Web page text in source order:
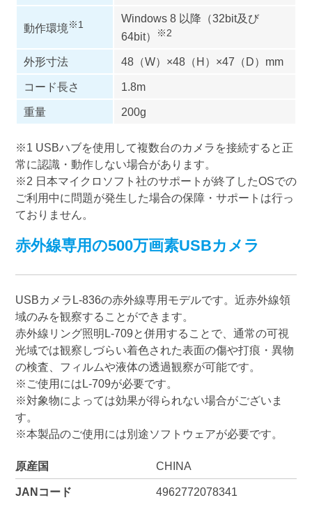
動作環境 ※1
Windows 8 以降（32bit及び
64bit）
※2
外形寸法
48（W）×48（H）×47（D）mm
コード長さ
1.8m
重量
200g
※1 USBハブを使用して複数台のカメラを接続すると正
常に認識・動作しない場合があります。
※2 日本マイクロソフト社のサポートが終了したOSでの
ご利用中に問題が発生した場合の保障・サポートは行っ
ておりません。
赤外線専用の500万画素USBカメラ
USBカメラL-836の赤外線専用モデルです。近赤外線領
域のみを観察することができます。
赤外線リング照明L-709と併用することで、通常の可視
光域では観察しづらい着色された表面の傷や打痕・異物
の検査、フィルムや液体の透過観察が可能です。
※ご使用にはL-709が必要です。
※対象物によっては効果が得られない場合がございま
す。
※本製品のご使用には別途ソフトウェアが必要です。
原産国 CHINA
JANコード 4962772078341